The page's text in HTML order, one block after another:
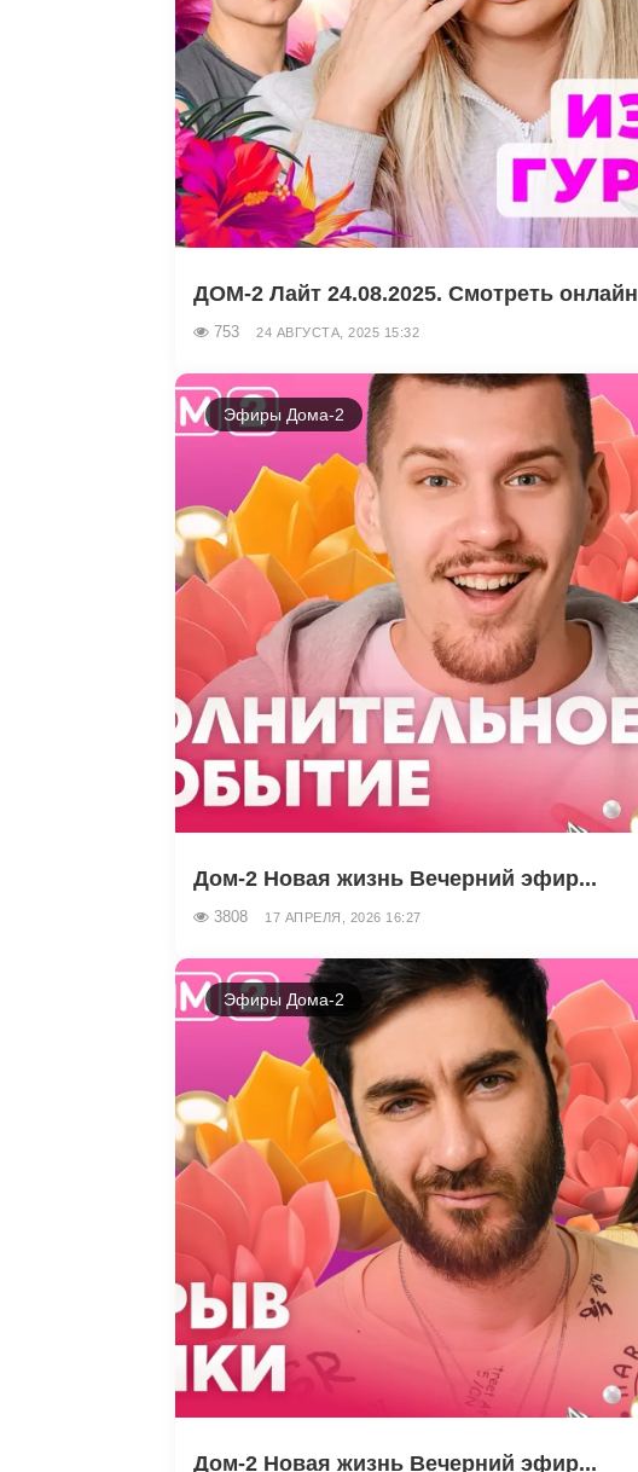
ДОМ-2 Лайт 24.08.2025. Смотреть онлайн
753 24 АВГУСТА, 2025 15:32
Эфиры Дома-2
Дом-2 Новая жизнь Вечерний эфир...
3808 17 АПРЕЛЯ, 2026 16:27
Эфиры Дома-2
Дом-2 Новая жизнь Вечерний эфир...